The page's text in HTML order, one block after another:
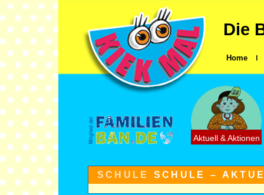
Die
Home ǀ
Aktuell & Aktionen
SCHULE SCHULE –